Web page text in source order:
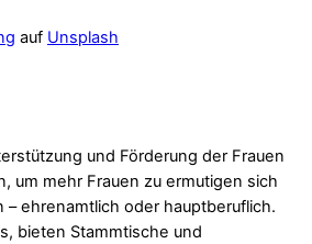
auf Unsplash
und Förderung der Frauen
um mehr Frauen zu ermutigen sich
– ehrenamtlich oder hauptberuflich.
bieten Stammtische und